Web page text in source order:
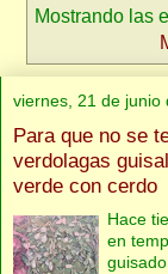
Mostrando las
viernes, 21 de junio
Para que no se
verdolagas
verde con cerdo
Hace
en